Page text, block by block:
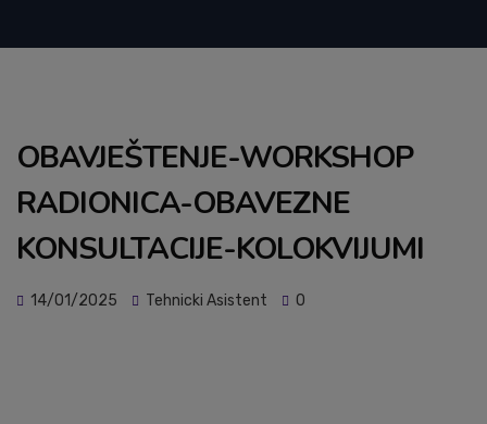
OBAVJEŠTENJE-WORKSHOP
RADIONICA-OBAVEZNE
KONSULTACIJE-KOLOKVIJUMI
14/01/2025 Tehnicki Asistent 0